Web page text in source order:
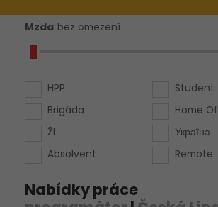
Mzda bez omezení
HPP
Brigáda
ŽL
Absolvent
Student
Home
Україна
Remote
Nabídky práce